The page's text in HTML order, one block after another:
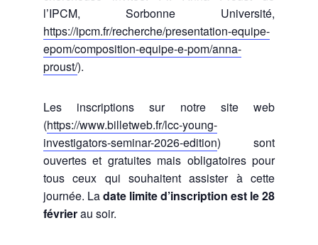
l’IPCM, Sorbonne Université,
https://ipcm.fr/recherche/presentation-equipe-
epom/composition-equipe-e-pom/anna-
proust/).
Les inscriptions sur notre site web
(https://www.billetweb.fr/lcc-young-
investigators-seminar-2026-edition) sont
ouvertes et gratuites mais obligatoires pour
tous ceux qui souhaitent assister à cette
journée. Ladate limite d’inscription est le 28
févrierau soir.